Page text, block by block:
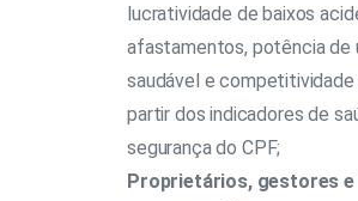
lucratividade de baixos
afastamentos, potência de
saudável e competitividade
partir dos indicadores de
segurança do CPF;
Proprietários, gestores e